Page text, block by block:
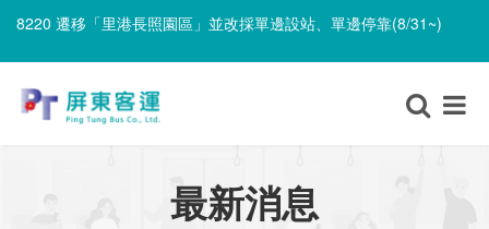
8220 遷移「里港長照園區」並改採單邊設站、單邊停靠(8/31~)
8220 遷移「里港長照園區」並改採單邊設站、單邊停靠(8/31~)
最新消息